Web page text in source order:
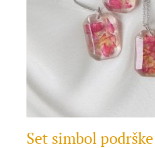
Set simbol podrške